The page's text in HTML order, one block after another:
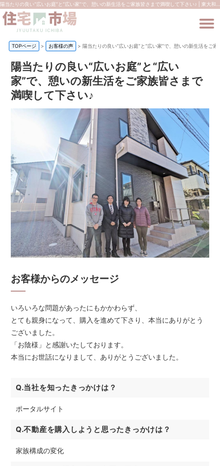
TOPページ > お客様の声 > 陽当たりの良い“広いお庭”と“広い家”で、憩いの新生活をご
陽当たりの良い“広いお庭”と“広い
家”で、憩いの新生活をご家族皆さまで
満喫して下さい♪
お客様からのメッセージ
いろいろな問題があったにもかかわらず、
とても親身になって、購入を進めて下さり、本当にありがとう
ございました。
「お陰様」と感謝いたしております。
本当にお世話になりまして、ありがとうございました。
Q.当社を知ったきっかけは？
ポータルサイト
Q.不動産を購入しようと思ったきっかけは？
家族構成の変化